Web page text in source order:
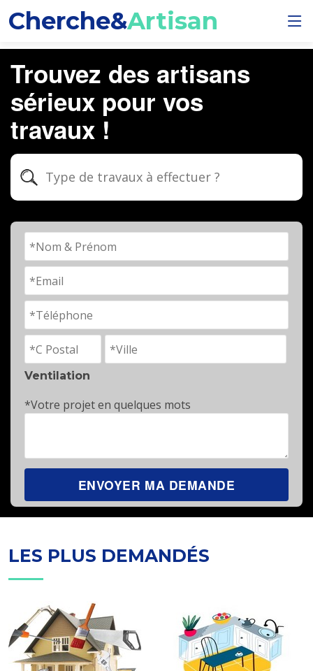
Cherche&Artisan
Trouvez des artisans
sérieux pour vos
travaux !
Ventilation
*Votre projet en quelques mots
LES PLUS DEMANDÉS